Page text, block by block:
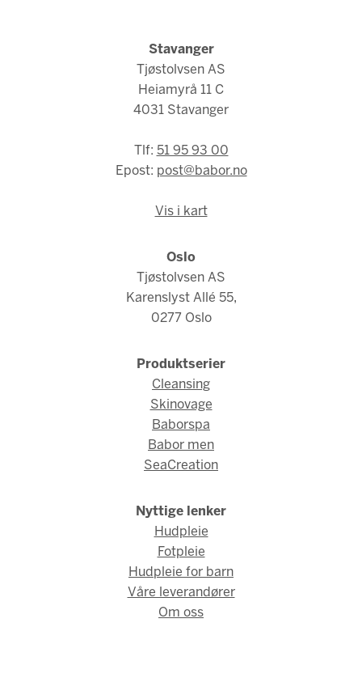
Stavanger
Tjøstolvsen AS
Heiamyrå 11 C
4031 Stavanger
Tlf: 51 95 93 00
Epost: post@babor.no
Vis i kart
Oslo
Tjøstolvsen AS
Karenslyst Allé 55,
0277 Oslo
Produktserier
Cleansing
Skinovage
Baborspa
Babor men
SeaCreation
Nyttige lenker
Hudpleie
Fotpleie
Hudpleie for barn
Våre leverandører
Om oss